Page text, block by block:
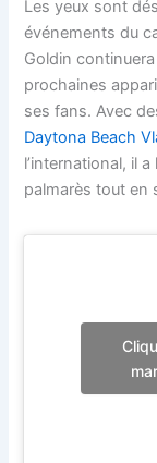
Les yeux sont
événements du
Goldin continuera
prochaines
ses fans. Avec
Daytona Beach
l’international, il
palmarès tout en